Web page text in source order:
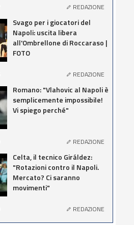
REDAZIONE
Svago per i giocatori del
Napoli: uscita libera
all'Ombrellone di Roccaraso |
FOTO
REDAZIONE
Romano: "Vlahovic al Napoli è
semplicemente impossibile!
Vi spiego perché"
REDAZIONE
Celta, il tecnico Giráldez:
"Rotazioni contro il Napoli.
Mercato? Ci saranno
movimenti"
REDAZIONE